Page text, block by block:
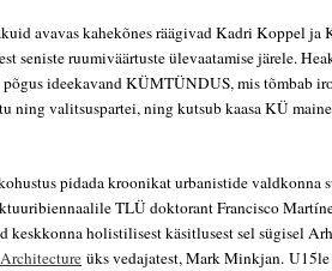
avavas kahekõnes räägivad Kadri Koppel ja
seniste ruumiväärtuste ülevaatamise järele.
ideekavand KÜMTÜNDUS, mis tõmbab
valitsuspartei, ning kutsub kaasa KÜ
pidada kroonikat urbanistide valdkonna
TLÜ doktorant Francisco
keskkonna holistilisest käsitlusest sel sügisel
üks vedajatest, Mark Minkjan. U15le